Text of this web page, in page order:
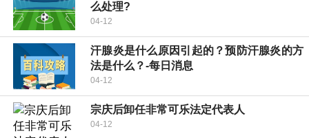
么处理?
04-12
汗腺炎是什么原因引起的？预防汗腺炎的方
法是什么？-每日消息
04-12
宗庆后卸任非常可乐法定代表人
04-12